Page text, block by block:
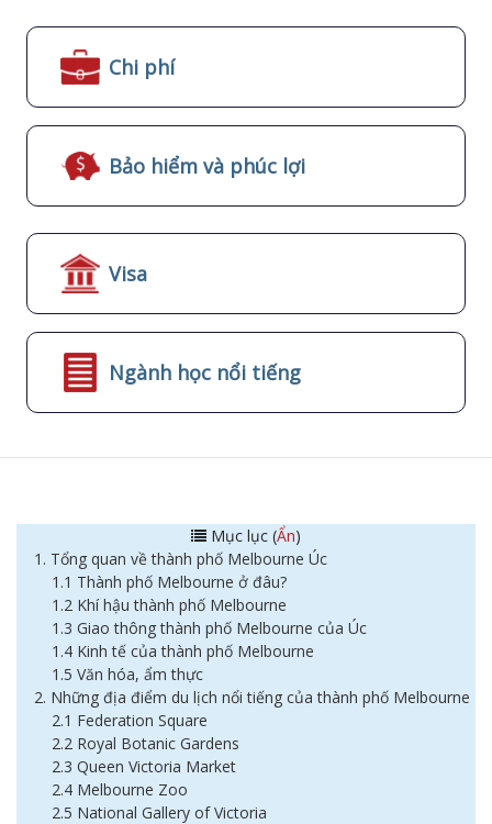
Chi phí
Bảo hiểm và phúc lợi
Visa
Ngành học nổi tiếng
Mục lục (Ẩn)
1. Tổng quan về thành phố Melbourne Úc
1.1 Thành phố Melbourne ở đâu?
1.2 Khí hậu thành phố Melbourne
1.3 Giao thông thành phố Melbourne của Úc
1.4 Kinh tế của thành phố Melbourne
1.5 Văn hóa, ẩm thực
2. Những địa điểm du lịch nổi tiếng của thành phố Melbourne
2.1 ​Federation Square
2.2 Royal Botanic Gardens
2.3 Queen Victoria Market
2.4 Melbourne Zoo
2.5 National Gallery of Victoria